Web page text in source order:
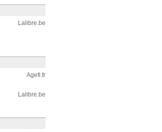
Lalibre.be
Agefi.fr
Lalibre.be